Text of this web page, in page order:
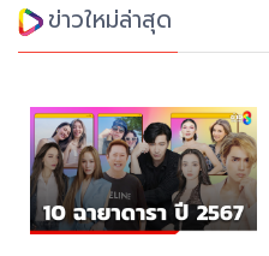
ข่าวใหม่ล่าสุด